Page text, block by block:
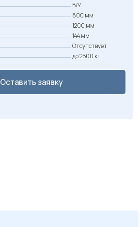
Б/У
800 мм
1200 мм
144 мм
Отсутствует
до 2500 кг.
Оставить заявку